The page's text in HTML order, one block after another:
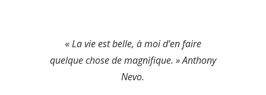
«La vie est belle, à moi d’en faire
quelque chose de magnifique. » Anthony
Nevo.